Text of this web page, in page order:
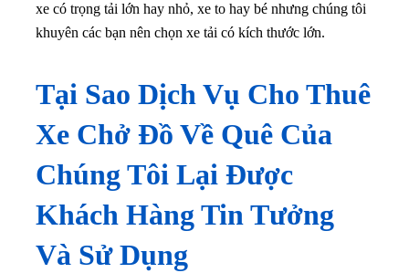
xe có trọng tải lớn hay nhỏ, xe to hay bé nhưng chúng tôi
khuyên các bạn nên chọn xe tải có kích thước lớn.
Tại Sao Dịch Vụ Cho Thuê
Xe Chở Đồ Về Quê Của
Chúng Tôi Lại Được
Khách Hàng Tin Tưởng
Và Sử Dụng